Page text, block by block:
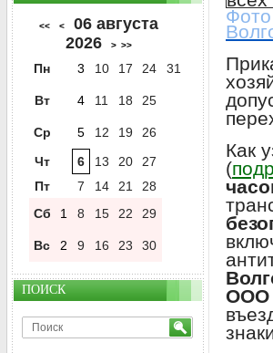
Как
(
ООО
<< <
06 августа
2026
> >>
Пн 3 10 17 24 31
Вт 4 11 18 25
Ср 5 12 19
26
Чт
6 13 20
27
Пт
7 14 21
28
Сб
1 8 15 22 29
Вс 2 9 16 23 30
ПОИСК